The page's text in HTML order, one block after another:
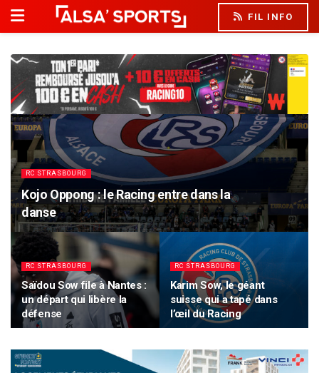
FIL INFO
RC STRASBOURG
Kojo Oppong : le Racing entre dans la
danse
RC STRASBOURG
Saïdou Sow file à Nantes :
un départ qui libère la
défense
RC STRASBOURG
Karim Sow, le géant
suisse qui a tapé dans
l’œil du Racing